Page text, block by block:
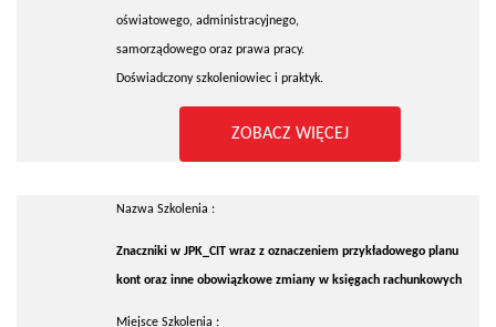
oświatowego, administracyjnego,
samorządowego oraz prawa pracy.
Doświadczony szkoleniowiec i praktyk.
ZOBACZ WIĘCEJ
Nazwa Szkolenia :
Znaczniki w JPK_CIT wraz z oznaczeniem przykładowego planu
kont oraz inne obowiązkowe zmiany w księgach rachunkowych
Miejsce Szkolenia :